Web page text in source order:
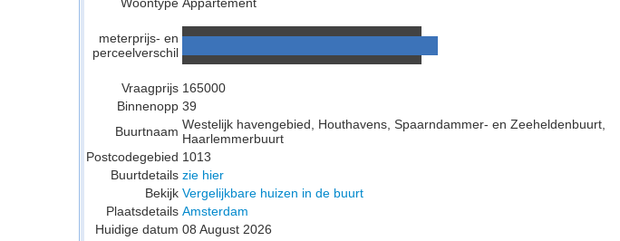
meterprijs- en
perceelverschil
Vraagprijs 165000
Binnenopp 39
Buurtnaam Westelijk havengebied, Houthavens, Spaarndammer- en Zeeheldenbuurt,
Haarlemmerbuurt
Postcodegebied 1013
Buurtdetails zie hier
Bekijk Vergelijkbare huizen in de buurt
Plaatsdetails Amsterdam
Huidige datum 08 August 2026